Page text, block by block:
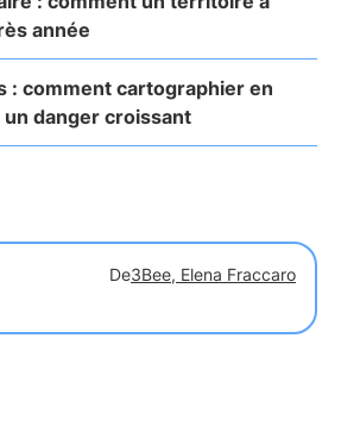
année
: comment cartographier en
danger croissant
De3Bee, Elena Fraccaro